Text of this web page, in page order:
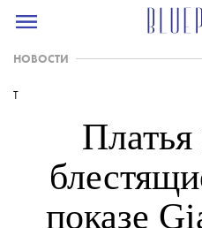
НОВОСТИ
T
показе